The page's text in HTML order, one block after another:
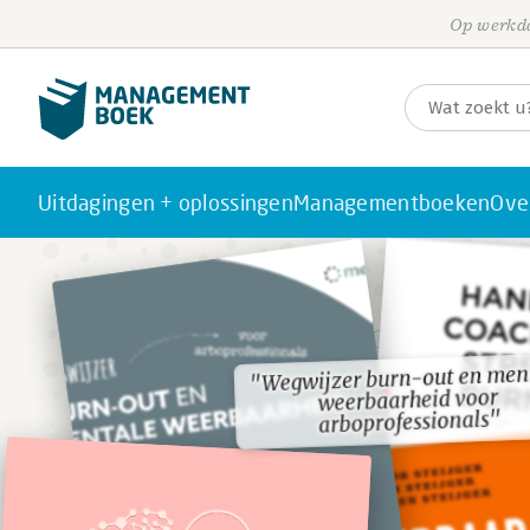
Op
Uitdagingen + oplossingenManagementboeken
"Wegwijzer burn-out en
weerbaarheid voor
arboprofessionals"
"Wegwijzer burn-out en
weerbaarheid voor
arboprofessionals"